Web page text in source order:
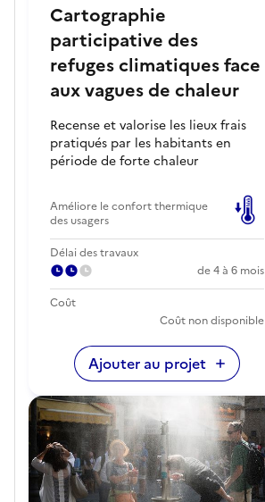
Cartographie
participative des
refuges climatiques face
aux vagues de chaleur
Recense et valorise les lieux frais
pratiqués par les habitants en
période de forte chaleur
Améliore le confort thermique
des usagers
Délai des travaux
de 4 à 6 mois
Coût
Coût non disponible
Ajouter au projet